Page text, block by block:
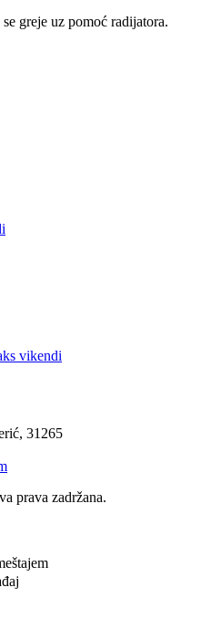
greje uz pomoć radijatora.
vikendi
31265
prava zadržana.